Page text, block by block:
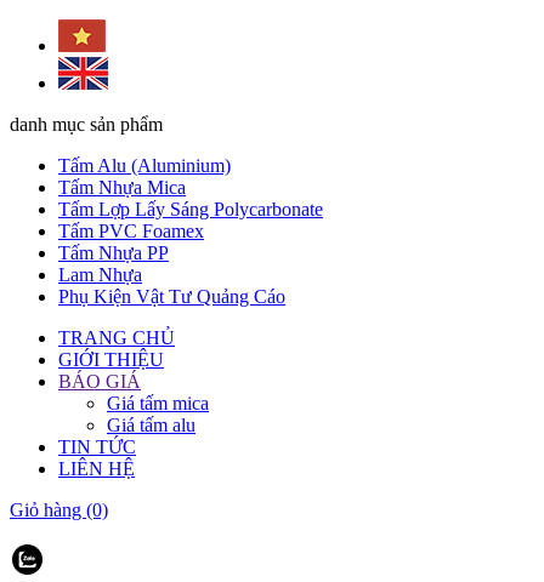
danh mục sản phẩm
Tấm Alu (Aluminium)
Tấm Nhựa Mica
Tấm Lợp Lấy Sáng Polycarbonate
Tấm PVC Foamex
Tấm Nhựa PP
Lam Nhựa
Phụ Kiện Vật Tư Quảng Cáo
TRANG CHỦ
GIỚI THIỆU
BÁO GIÁ
Giá tấm mica
Giá tấm alu
TIN TỨC
LIÊN HỆ
Giỏ hàng (0)